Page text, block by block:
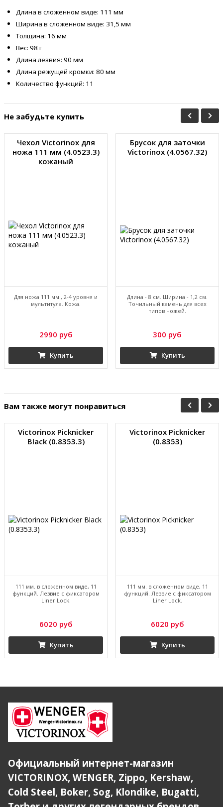
Длина в сложенном виде: 111 мм
Ширина в сложенном виде: 31,5 мм
Толщина: 16 мм
Вес: 98 г
Длина лезвия: 90 мм
Длина режущей кромки: 80 мм
Количество функций: 11
Не забудьте купить
Чехол Victorinox для
ножа 111 мм (4.0523.3)
кожаный
Для ножа 111 мм., 2-4 уровня и
мультитула. Кожа.
2990 руб
Купить
Брусок для заточки
Victorinox (4.0567.32)
Длина - 8 см. Ширина - 1,2 см.
Точильный камень для всех
типов ножей.
300 руб
Купить
Вам также могут понравиться
Victorinox Picknicker
Black (0.8353.3)
111 мм. в сложенном виде, 11
функций. Лезвие с фиксатором
Liner Lock.
6020 руб
Купить
Victorinox Picknicker
(0.8353)
111 мм. в сложенном виде, 11
функций. Лезвие с фиксатором
Liner Lock.
6020 руб
Купить
Официальный интернет-магазин
VICTORINOX, WENGER, Zippo, Kershaw,
Cold Steel, Boker, Sog, Klondike, Bugatti,